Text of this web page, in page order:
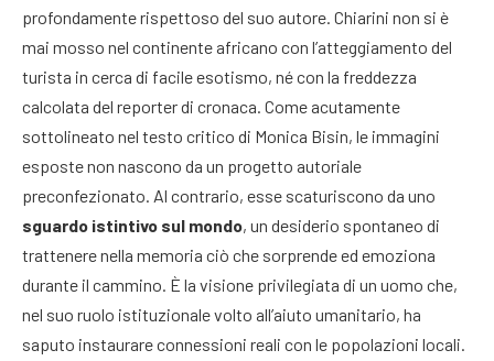
profondamente rispettoso del suo autore. Chiarini non si è
mai mosso nel continente africano con l’atteggiamento del
turista in cerca di facile esotismo, né con la freddezza
calcolata del reporter di cronaca. Come acutamente
sottolineato nel testo critico di Monica Bisin, le immagini
esposte non nascono da un progetto autoriale
preconfezionato. Al contrario, esse scaturiscono da uno
sguardo istintivo sul mondo, un desiderio spontaneo di
trattenere nella memoria ciò che sorprende ed emoziona
durante il cammino. È la visione privilegiata di un uomo che,
nel suo ruolo istituzionale volto all’aiuto umanitario, ha
saputo instaurare connessioni reali con le popolazioni locali.